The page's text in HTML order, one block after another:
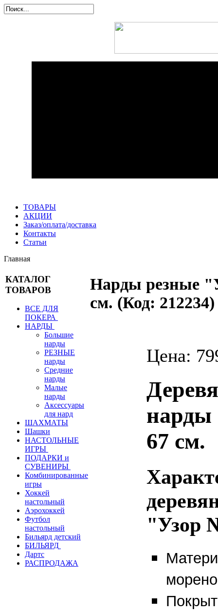
ТОВАРЫ
АКЦИИ
Заказ/оплата/доставка
Контакты
Статьи
Главная
КАТАЛОГ
ТОВАРОВ
ВСЕ ДЛЯ
ПОКЕРА
НАРДЫ
Большие
нарды
РЕЗНЫЕ
нарды
Средние
нарды
Малые
нарды
Аксессуары
для нард
ШАХМАТЫ
Шашки
НАСТОЛЬНЫЕ
ИГРЫ
ПОДАРКИ и
СУВЕНИРЫ
Комбинированные
игры
Хоккей
настольный
Аэрохоккей
Футбол
настольный
Бильярд детский
БИЛЬЯРД
Дартс
РАСПРОДАЖА
Нарды резные
см. (Код: 212234)
Цена:
67 см.
"Узор